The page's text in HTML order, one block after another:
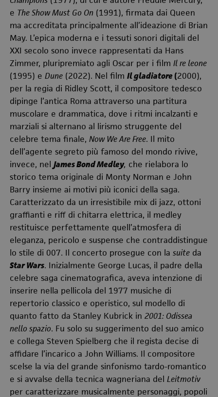
e The Show Must Go On (1991), firmata dai Queen
ma accreditata principalmente all’ideazione di Brian
May. L’epica moderna e i tessuti sonori digitali del
XXI secolo sono invece rappresentati da Hans
Zimmer, pluripremiato agli Oscar per i film Il re leone
(1995) e Dune (2022). Nel film Il gladiatore(2000),
per la regia di Ridley Scott, il compositore tedesco
dipinge l’antica Roma attraverso una partitura
muscolare e drammatica, dove i ritmi incalzanti e
marziali si alternano al lirismo struggente del
celebre tema finale, Now We Are Free. Il mito
dell’agente segreto più famoso del mondo rivive,
invece, nel James Bond Medley, che rielabora lo
storico tema originale di Monty Norman e John
Barry insieme ai motivi più iconici della saga.
Caratterizzato da un irresistibile mix di jazz, ottoni
graffianti e riff di chitarra elettrica, il medley
restituisce perfettamente quell’atmosfera di
eleganza, pericolo e suspense che contraddistingue
lo stile di 007. Il concerto prosegue con la suite da
Star Wars. Inizialmente George Lucas, il padre della
celebre saga cinematografica, aveva intenzione di
inserire nella pellicola del 1977 musiche di
repertorio classico e operistico, sul modello di
quanto fatto da Stanley Kubrick in 2001: Odissea
nello spazio. Fu solo su suggerimento del suo amico
e collega Steven Spielberg che il regista decise di
affidare l’incarico a John Williams. Il compositore
scelse la via del grande sinfonismo tardo-romantico
e si avvalse della tecnica wagneriana del Leitmotiv
per caratterizzare musicalmente personaggi, popoli